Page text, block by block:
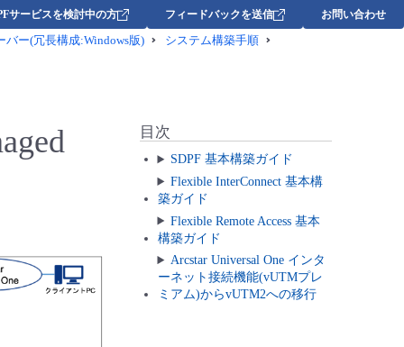
サービスを検討中の方 フィードバックを送信 お問い合わせ
バー(冗長構成:Windows版)
システム構築手順
目次
SDPF 基本構築ガイド
Flexible InterConnect 基本構
築ガイド
Flexible Remote Access 基本
構築ガイド
Arcstar Universal One インタ
ーネット接続機能(vUTMプレ
ミアム)からvUTM2への移行